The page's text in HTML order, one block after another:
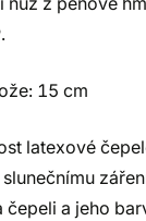
15 cm
latexové
čepeli a jeho